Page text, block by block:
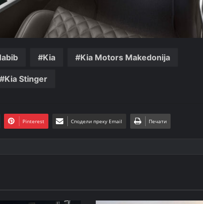
Kia Kia Motors Makedonija
Kia Stinger
Pinterest Сподели преку Email Печати